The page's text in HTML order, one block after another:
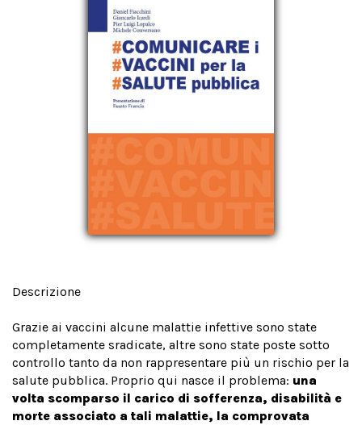
Descrizione
Grazie ai vaccini alcune malattie infettive sono state
completamente sradicate, altre sono state poste sotto
controllo tanto da non rappresentare più un rischio per la
salute pubblica. Proprio qui nasce il problema: una
volta scomparso il carico di sofferenza, disabilità e
morte associato a tali malattie, la comprovata